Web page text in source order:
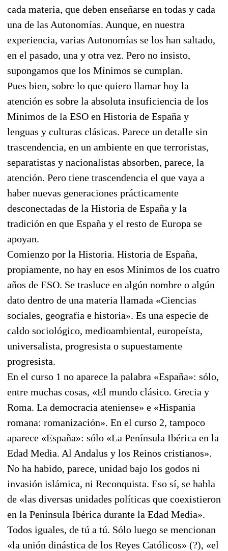
cada materia, que deben enseñarse en todas y cada
una de las Autonomías. Aunque, en nuestra
experiencia, varias Autonomías se los han saltado,
en el pasado, una y otra vez. Pero no insisto,
supongamos que los Mínimos se cumplan.
Pues bien, sobre lo que quiero llamar hoy la
atención es sobre la absoluta insuficiencia de los
Mínimos de la ESO en Historia de España y
lenguas y culturas clásicas. Parece un detalle sin
trascendencia, en un ambiente en que terroristas,
separatistas y nacionalistas absorben, parece, la
atención. Pero tiene trascendencia el que vaya a
haber nuevas generaciones prácticamente
desconectadas de la Historia de España y la
tradición en que España y el resto de Europa se
apoyan.
Comienzo por la Historia. Historia de España,
propiamente, no hay en esos Mínimos de los cuatro
años de ESO. Se trasluce en algún nombre o algún
dato dentro de una materia llamada «Ciencias
sociales, geografía e historia». Es una especie de
caldo sociológico, medioambiental, europeísta,
universalista, progresista o supuestamente
progresista.
En el curso 1 no aparece la palabra «España»: sólo,
entre muchas cosas, «El mundo clásico. Grecia y
Roma. La democracia ateniense» e «Hispania
romana: romanización». En el curso 2, tampoco
aparece «España»: sólo «La Península Ibérica en la
Edad Media. Al Andalus y los Reinos cristianos».
No ha habido, parece, unidad bajo los godos ni
invasión islámica, ni Reconquista. Eso sí, se habla
de «las diversas unidades políticas que coexistieron
en la Península Ibérica durante la Edad Media».
Todos iguales, de tú a tú. Sólo luego se mencionan
«la unión dinástica de los Reyes Católicos» (?), «el